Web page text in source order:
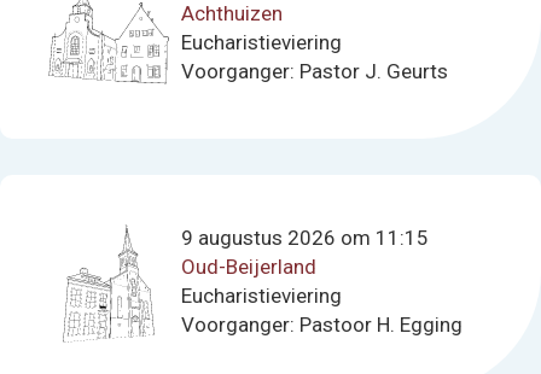
Achthuizen
Eucharistieviering
Voorganger: Pastor J. Geurts
9 augustus 2026 om 11:15
Oud-Beijerland
Eucharistieviering
Voorganger: Pastoor H. Egging